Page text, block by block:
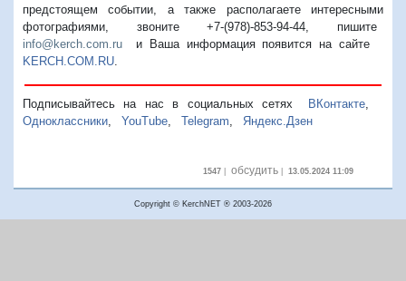
предстоящем событии, а также располагаете интересными
фотографиями, звоните +7-(978)-853-94-44, пишите
info@kerch.com.ru и Ваша информация появится на сайте
KERCH.COM.RU
Подписывайтесь на нас в социальных сетях ВКонтакте,
Одноклассники
YouTube Telegram Яндекс.Дзен
1547| обсудить| 13.05.2024 11:09
Copyright © KerchNET ® 2003-2026